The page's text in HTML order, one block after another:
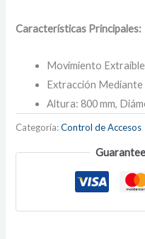
Características Principales:
Movimiento
Extracción
Altura: 800 mm,
Categoría:Control de Accesos